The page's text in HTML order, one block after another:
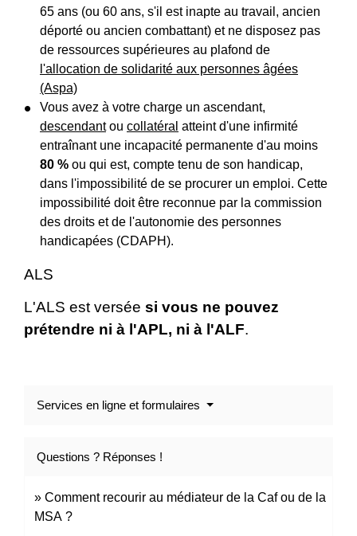
65 ans (ou 60 ans, s'il est inapte au travail, ancien
déporté ou ancien combattant) et ne disposez pas
de ressources supérieures au plafond de
l'allocation de solidarité aux personnes âgées
(Aspa)
Vous avez à votre charge un ascendant,
descendantou collatéral atteint d'une infirmité
entraînant une incapacité permanente d'au moins
80 % ou qui est, compte tenu de son handicap,
dans l'impossibilité de se procurer un emploi. Cette
impossibilité doit être reconnue par la commission
des droits et de l'autonomie des personnes
handicapées (CDAPH).
ALS
L'ALS est versée si vous ne pouvez
prétendre ni à l'APL, ni à l'ALF.
Services en ligne et formulaires
Questions ? Réponses !
Comment recourir au médiateur de la Caf ou de la
MSA ?